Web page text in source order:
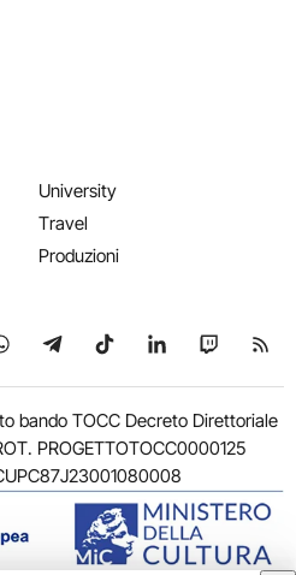
University
Travel
Produzioni
su YouTubesu WhatsApp
Seguici su Telegram
Seguici su TikTok
Seguici su
Seguici
bando TOCC Decreto Direttoriale
PROGETTOTOCC0000125